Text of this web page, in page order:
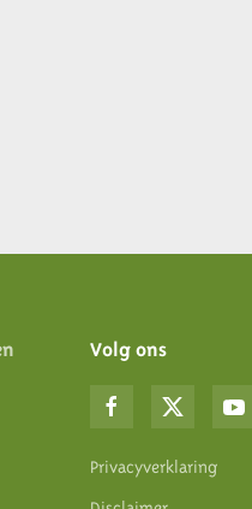
Volg ons
Privacyverklaring